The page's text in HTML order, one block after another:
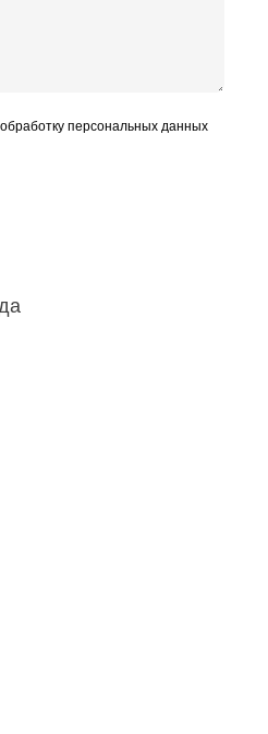
персональных данных